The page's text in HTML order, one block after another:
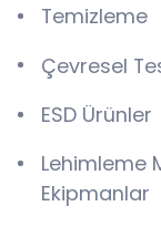
Temizleme
Çevresel
ESD Ürünler
Lehimleme
Ekipmanlar